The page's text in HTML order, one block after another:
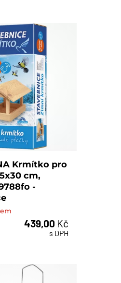
Krmítko pro
cm,
-
439,00 Kč
s DPH